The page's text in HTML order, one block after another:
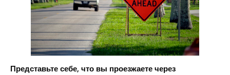
Представьте себе, что вы проезжаете через